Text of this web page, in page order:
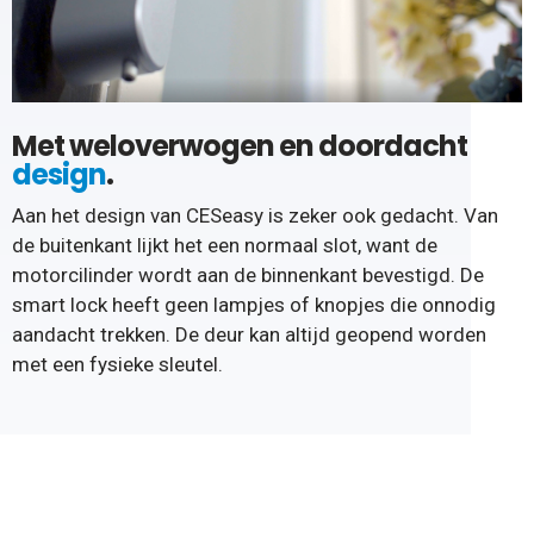
Met weloverwogen en doordacht
design.
Aan het design van CESeasy is zeker ook gedacht. Van
de buitenkant lijkt het een normaal slot, want de
motorcilinder wordt aan de binnenkant bevestigd. De
smart lock heeft geen lampjes of knopjes die onnodig
aandacht trekken. De deur kan altijd geopend worden
met een fysieke sleutel.